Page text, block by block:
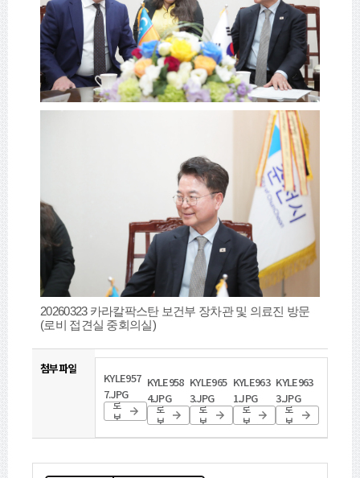
20260323 카라칼팍스탄 보건부 장차관 및 의료진 방문
(로비 접견실 중회의실)
첨부파일
KYLE957
7.JPG
바
로
보
KYLE958
4.JPG
바
로
보
기
KYLE965
3.JPG
바
로
보
기
KYLE963
1.JPG
바
로
보
기
KYLE963
3.JPG
바
로
보
기